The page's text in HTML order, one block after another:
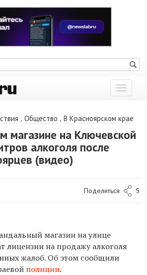
Показать
меню
, Общество , В Красноярском крае
магазине на Ключевской
алкоголя после
(видео)
Поделиться 5
магазин на улице
лицензии на продажу алкоголя
жалоб. Об этом сообщили
полиции.